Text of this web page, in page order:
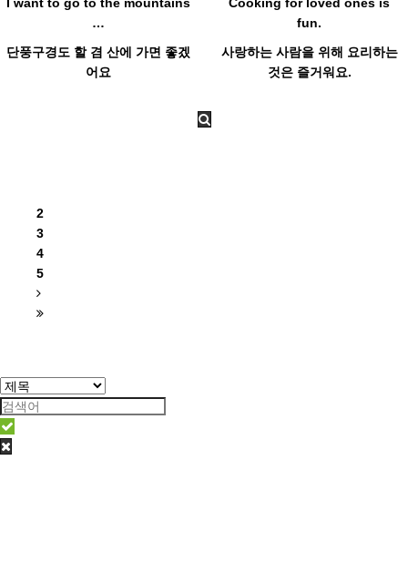
…
단풍구경도 할 겸 산에 가면 좋겠
어요
fun.
사랑하는 사람을 위해 요리하는
것은 즐거워요.
2
3
4
5